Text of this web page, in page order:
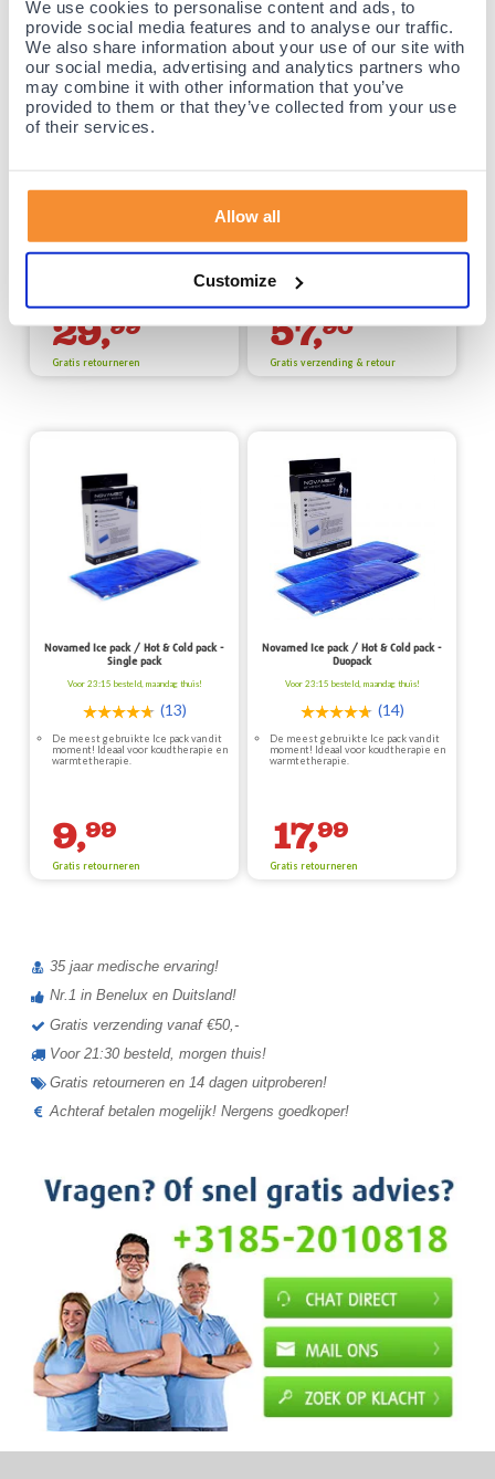
We use cookies to personalise content and ads, to
provide social media features and to analyse our traffic.
We also share information about your use of our site with
our social media, advertising and analytics partners who
may combine it with other information that you’ve
provided to them or that they’ve collected from your use
of their services.
Allow all
Customize
Beste Prijs /
verhouding!
sporten en dagelijks gebruik!
29,99
Gratis retourneren
Voor 23:15 besteld, maandag thuis!
Het complete Gladiator Sports
Podobrace!
57,90
Gratis verzending & retour
Novamed Ice pack / Hot & Cold pack -
Single pack
Voor 23:15 besteld, maandag thuis!
(13)
De meest gebruikte Ice pack van dit
moment! Ideaal voor koudtherapie en
warmtetherapie.
9,99
Gratis retourneren
Novamed Ice pack / Hot & Cold pack -
Duopack
Voor 23:15 besteld, maandag thuis!
(14)
De meest gebruikte Ice pack van dit
moment! Ideaal voor koudtherapie en
warmtetherapie.
17,99
Gratis retourneren
35 jaar medische ervaring!
Nr.1 in Benelux en Duitsland!
Gratis verzending vanaf €50,-
Voor 21:30 besteld, morgen thuis!
Gratis retourneren en 14 dagen uitproberen!
Achteraf betalen mogelijk! Nergens goedkoper!